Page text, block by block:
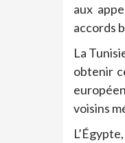
aux
accords
La
obtenir
voisins